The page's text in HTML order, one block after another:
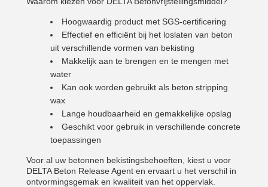
Hoogwaardig product met SGS-certificering
Effectief en efficiënt bij het loslaten van beton
uit verschillende vormen van bekisting
Makkelijk aan te brengen en te mengen met
water
Kan ook worden gebruikt als beton stripping
wax
Lange houdbaarheid en gemakkelijke opslag
Geschikt voor gebruik in verschillende concrete
toepassingen
Voor al uw betonnen bekistingsbehoeften, kiest u voor
DELTA Beton Release Agent en ervaart u het verschil in
ontvormingsgemak en kwaliteit van het oppervlak.